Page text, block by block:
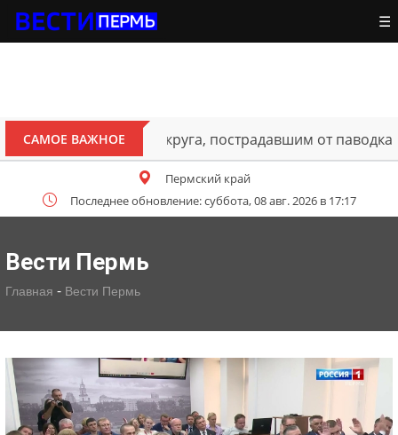
☰
САМОЕ ВАЖНОЕ В Перми открыт для движения
Пермский край
Последнее обновление: суббота, 08 авг. 2026 в 17:17
Вести Пермь
Главная - Вести Пермь